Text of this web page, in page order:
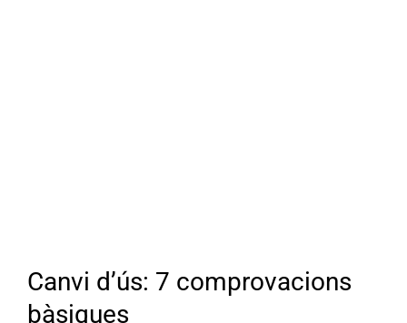
Canvi d’ús: 7 comprovacions
bàsiques